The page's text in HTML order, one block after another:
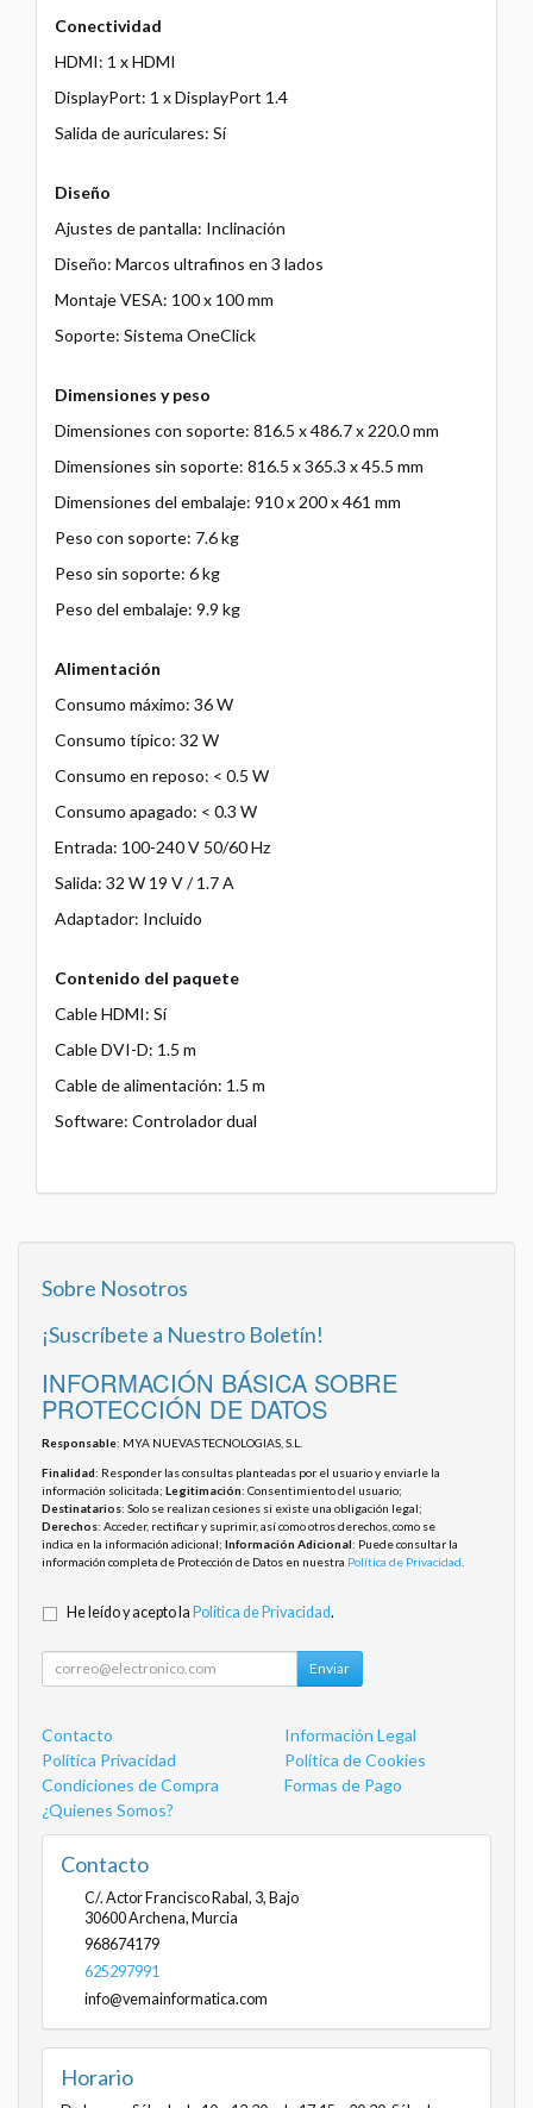
Conectividad
HDMI: 1 x HDMI
DisplayPort: 1 x DisplayPort 1.4
Salida de auriculares: Sí
Diseño
Ajustes de pantalla: Inclinación
Diseño: Marcos ultrafinos en 3 lados
Montaje VESA: 100 x 100 mm
Soporte: Sistema OneClick
Dimensiones y peso
Dimensiones con soporte: 816.5 x 486.7 x 220.0 mm
Dimensiones sin soporte: 816.5 x 365.3 x 45.5 mm
Dimensiones del embalaje: 910 x 200 x 461 mm
Peso con soporte: 7.6 kg
Peso sin soporte: 6 kg
Peso del embalaje: 9.9 kg
Alimentación
Consumo máximo: 36 W
Consumo típico: 32 W
Consumo en reposo: < 0.5 W
Consumo apagado: < 0.3 W
Entrada: 100-240 V 50/60 Hz
Salida: 32 W 19 V / 1.7 A
Adaptador: Incluido
Contenido del paquete
Cable HDMI: Sí
Cable DVI-D: 1.5 m
Cable de alimentación: 1.5 m
Software: Controlador dual
Sobre Nosotros
¡Suscríbete a Nuestro Boletín!
INFORMACIÓN BÁSICA SOBRE
PROTECCIÓN DE DATOS
Responsable: MYA NUEVAS TECNOLOGIAS, S.L.
Finalidad: Responder las consultas planteadas por el usuario y enviarle la
información solicitada; Legitimación: Consentimiento del usuario;
Destinatarios: Solo se realizan cesiones si existe una obligación legal;
Derechos: Acceder, rectificar y suprimir, así como otros derechos, como se
indica en la información adicional; Información Adicional: Puede consultar la
información completa de Protección de Datos en nuestra Política de Privacidad
He leído y acepto la Política de Privacidad.
Enviar
Contacto
Información Legal
Política Privacidad
Política de Cookies
Condiciones de Compra
Formas de Pago
¿Quienes Somos?
Contacto
C/. Actor Francisco Rabal, 3, Bajo
30600Archena, Murcia
968674179
625297991
info@vemainformatica.com
Horario